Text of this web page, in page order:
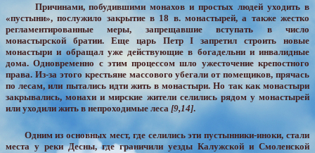
Причинами, побудившими монахов и простых людей уходить в
«пустыни», послужило закрытие в 18 в. монастырей, а также жестко
регламентированные меры, запрещавшие вступать в число
монастырской братии. Еще царь Петр I запретил строить новые
монастыри и обращал уже действующие в богадельни и инвалидные
дома. Одновременно с этим процессом шло ужесточение крепостного
права. Из-за этого крестьяне массового убегали от помещиков, прячась
по лесам, или пытались идти жить в монастыри. Но так как монастыри
закрывались, монахи и мирские жители селились рядом у монастырей
или уходили жить в непроходимые леса [9,14].
Одним из основных мест, где селились эти пустынники-иноки, стали
места у реки Десны, где граничили уезды Калужской и Смоленской